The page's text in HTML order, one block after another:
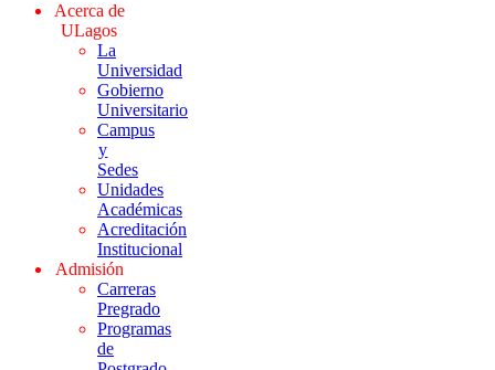
Acerca de
ULagos
La
Universidad
Gobierno
Universitario
Campus
y
Sedes
Unidades
Académicas
Acreditación
Institucional
Admisión
Carreras
Pregrado
Programas
de